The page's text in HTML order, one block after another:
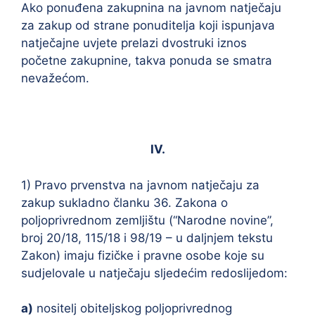
Ako ponuđena zakupnina na javnom natječaju
za zakup od strane ponuditelja koji ispunjava
natječajne uvjete prelazi dvostruki iznos
početne zakupnine, takva ponuda se smatra
nevažećom.
IV.
1) Pravo prvenstva na javnom natječaju za
zakup sukladno članku 36. Zakona o
poljoprivrednom zemljištu (“Narodne novine”,
broj 20/18, 115/18 i 98/19 – u daljnjem tekstu
Zakon) imaju fizičke i pravne osobe koje su
sudjelovale u natječaju sljedećim redoslijedom:
a) nositelj obiteljskog poljoprivrednog